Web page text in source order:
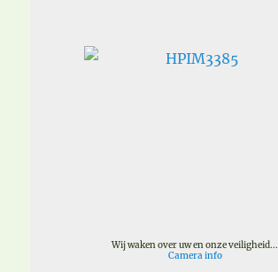
Wij waken over uw en onze veiligheid...
Camera info